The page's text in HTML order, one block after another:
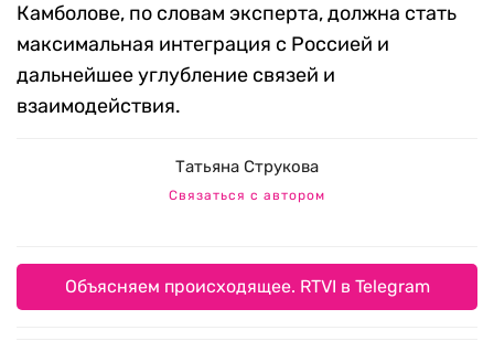
Камболове, по словам эксперта, должна стать
максимальная интеграция с Россией и
дальнейшее углубление связей и
взаимодействия.
Татьяна Струкова
Связаться с автором
Объясняем происходящее. RTVI в Telegram